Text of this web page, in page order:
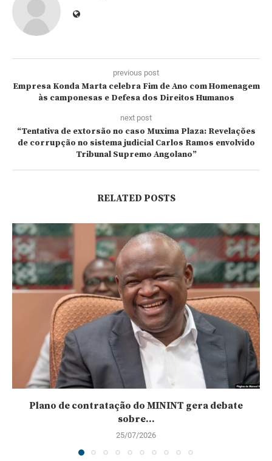
previous post
Empresa Konda Marta celebra Fim de Ano com Homenagem
às camponesas e Defesa dos Direitos Humanos
next post
“Tentativa de extorsão no caso Muxima Plaza: Revelações
de corrupção no sistema judicial Carlos Ramos envolvido
Tribunal Supremo Angolano”
RELATED POSTS
Plano de contratação do MININT gera debate
sobre...
25/07/2026